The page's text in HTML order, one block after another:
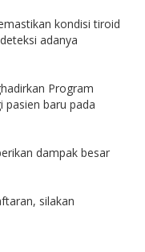
kondisi tiroid
adanya
Program
pasien baru pada
dampak besar
silakan